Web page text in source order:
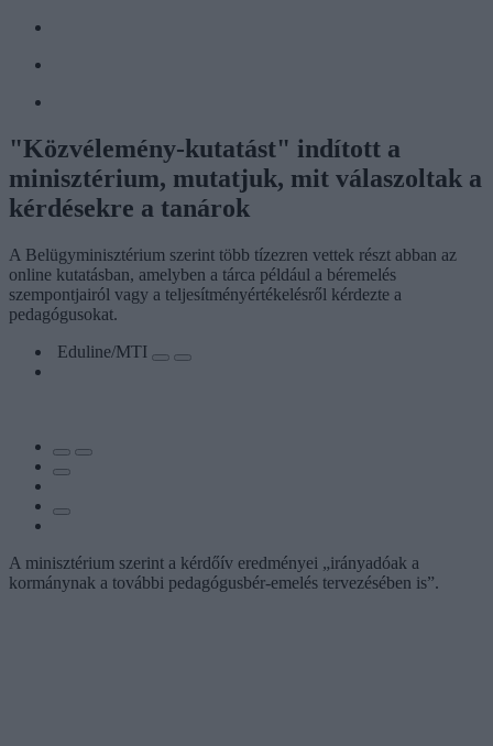
"Közvélemény-kutatást" indított a
minisztérium, mutatjuk, mit válaszoltak a
kérdésekre a tanárok
A Belügyminisztérium szerint több tízezren vettek részt abban az
online kutatásban, amelyben a tárca például a béremelés
szempontjairól vagy a teljesítményértékelésről kérdezte a
pedagógusokat.
Eduline/MTI
A minisztérium szerint a kérdőív eredményei „irányadóak a
kormánynak a további pedagógusbér-emelés tervezésében is”.